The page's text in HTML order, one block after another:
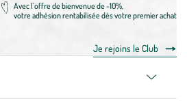
Avec l'offre de bienvenue de -10%,
votre adhésion rentabilisée dès votre premier achat
Je rejoins le Club